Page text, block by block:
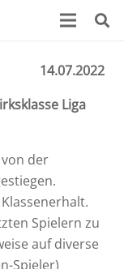
14.07.2022
Liga
der
Spielern zu
auf diverse
Spieler)